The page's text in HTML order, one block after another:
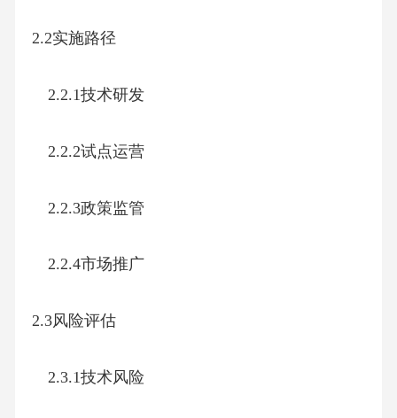
2.2实施路径
2.2.1技术研发
2.2.2试点运营
2.2.3政策监管
2.2.4市场推广
2.3风险评估
2.3.1技术风险